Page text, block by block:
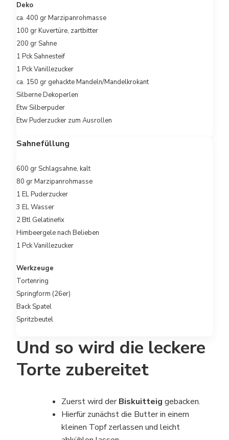
Deko
ca. 400 gr Marzipanrohmasse
100 gr Kuvertüre, zartbitter
200 gr Sahne
1 Pck Sahnesteif
1 Pck Vanillezucker
ca. 150 gr gehackte Mandeln/Mandelkrokant
Silberne Dekoperlen
Etw Silberpuder
Etw Puderzucker zum Ausrollen
Sahnefüllung
600 gr Schlagsahne, kalt
80 gr Marzipanrohmasse
1 EL Puderzucker
3 EL Wasser
2 Btl Gelatinefix
Himbeergele nach Belieben
1 Pck Vanillezucker
Werkzeuge
Tortenring
Springform (26er)
Back Spatel
Spritzbeutel
Und so wird die leckere
Torte zubereitet
Zuerst wird derBiskuitteig gebacken.
Hierfür zunächst die Butter in einem
kleinen Topf zerlassen und leicht